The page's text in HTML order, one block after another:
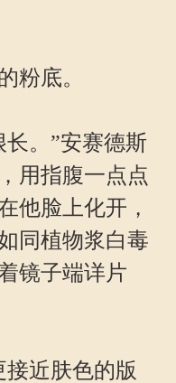
底。
。”安赛德斯
用指腹一点点
他脸上化开，
同植物浆白毒
镜子端详片
近肤色的版